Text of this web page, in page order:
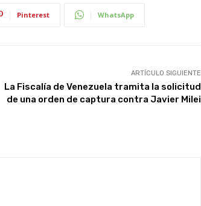
Pinterest WhatsApp
ARTÍCULO SIGUIENTE
La Fiscalía de Venezuela tramita la solicitud
de una orden de captura contra Javier Milei